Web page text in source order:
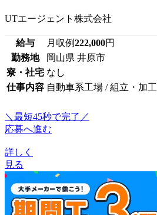
UTエージェント株式会社
給与 月収例222,000円
勤務地
岡山県 井原市
寮・社宅 なし
仕事内容 自動車系工場 / 組立・加
＼最短45秒で完了／
応募へ進む
詳しく
見る